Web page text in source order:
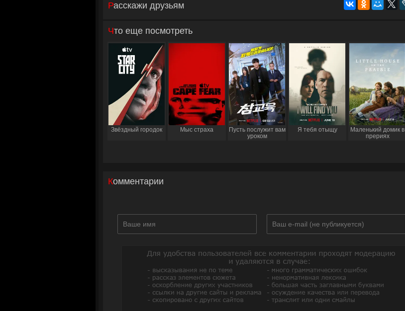
Расскажи друзьям
Что еще посмотреть
Звёздный городок Мыс страха
Пусть послужит вам
уроком
Я тебя отыщу
Маленький домик в
прериях
Комментарии